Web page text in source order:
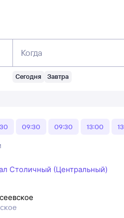
Когда
Сегодня Завтра
09:30 09:30 13:00
Столичный (Центральный)